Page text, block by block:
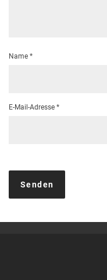
Name *
E-Mail-Adresse *